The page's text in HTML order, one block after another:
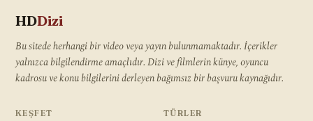
HDDizi
Bu sitede herhangi bir video veya yayın bulunmamaktadır. İçerikler
yalnızca bilgilendirme amaçlıdır. Dizi ve filmlerin künye, oyuncu
kadrosu ve konu bilgilerini derleyen bağımsız bir başvuru kaynağıdır.
KEŞFET TÜRLER